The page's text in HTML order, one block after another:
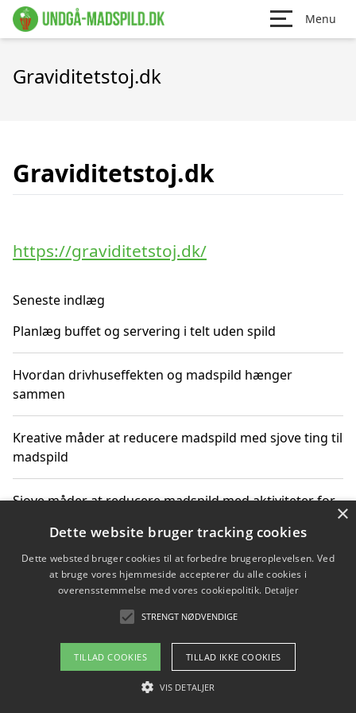
Menu
Graviditetstoj.dk
Graviditetstoj.dk
https://graviditetstoj.dk/
Seneste indlæg
Planlæg buffet og servering i telt uden spild
Hvordan drivhuseffekten og madspild hænger
sammen
Kreative måder at reducere madspild med sjove ting til
madspild
Sjove måder at reducere madspild med aktiviteter for
Hvor finder jeg nemme måltidskasser i Vejle
Om / kontakt
Blog Betingelser
×
Dette website bruger tracking cookies
Dette websted bruger cookies til at forbedre brugeroplevelsen. Ved
at bruge vores hjemmeside accepterer du alle cookies i
overensstemmelse med vores cookiepolitik. Detaljer
STRENGT NØDVENDIGE
TILLAD COOKIES TILLAD IKKE COOKIES
VIS DETALJER